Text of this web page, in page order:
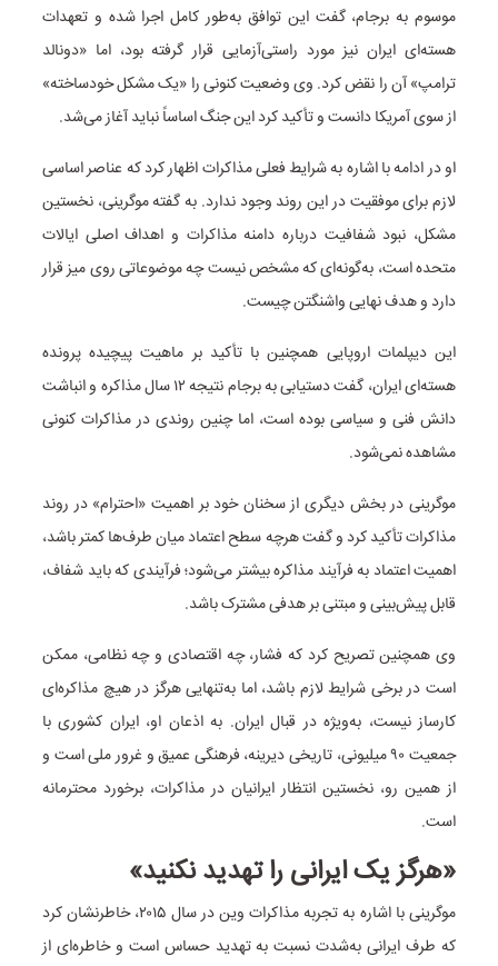
موسوم به برجام، گفت این توافق به‌طور کامل اجرا شده و تعهدات
هسته‌ای ایران نیز مورد راستی‌آزمایی قرار گرفته بود، اما «دونالد
ترامپ» آن را نقض کرد. وی وضعیت کنونی را «یک مشکل خودساخته»
از سوی آمریکا دانست و تأکید کرد این جنگ اساساً نباید آغاز می‌شد.
او در ادامه با اشاره به شرایط فعلی مذاکرات اظهار کرد که عناصر اساسی
لازم برای موفقیت در این روند وجود ندارد. به گفته موگرینی، نخستین
مشکل، نبود شفافیت درباره دامنه مذاکرات و اهداف اصلی ایالات
متحده است، به‌گونه‌ای که مشخص نیست چه موضوعاتی روی میز قرار
دارد و هدف نهایی واشنگتن چیست.
این دیپلمات اروپایی همچنین با تأکید بر ماهیت پیچیده پرونده
هسته‌ای ایران، گفت دستیابی به برجام نتیجه ۱۲ سال مذاکره و انباشت
دانش فنی و سیاسی بوده است، اما چنین روندی در مذاکرات کنونی
مشاهده نمی‌شود.
موگرینی در بخش دیگری از سخنان خود بر اهمیت «احترام» در روند
مذاکرات تأکید کرد و گفت هرچه سطح اعتماد میان طرف‌ها کمتر باشد،
اهمیت اعتماد به فرآیند مذاکره بیشتر می‌شود؛ فرآیندی که باید شفاف،
قابل پیش‌بینی و مبتنی بر هدفی مشترک باشد.
وی همچنین تصریح کرد که فشار، چه اقتصادی و چه نظامی، ممکن
است در برخی شرایط لازم باشد، اما به‌تنهایی هرگز در هیچ مذاکره‌ای
کارساز نیست، به‌ویژه در قبال ایران. به اذعان او، ایران کشوری با
جمعیت ۹۰ میلیونی، تاریخی دیرینه، فرهنگی عمیق و غرور ملی است و
از همین رو، نخستین انتظار ایرانیان در مذاکرات، برخورد محترمانه
است.
«هرگز یک ایرانی را تهدید نکنید»
موگرینی با اشاره به تجربه مذاکرات وین در سال ۲۰۱۵، خاطرنشان کرد
که طرف ایرانی به‌شدت نسبت به تهدید حساس است و خاطره‌ای از